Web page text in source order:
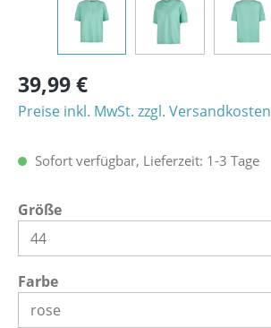
39,99 €
Preise inkl. MwSt. zzgl. Versandkosten
Sofort verfügbar, Lieferzeit: 1-3 Tage
Größeauswählen
Farbeauswählen